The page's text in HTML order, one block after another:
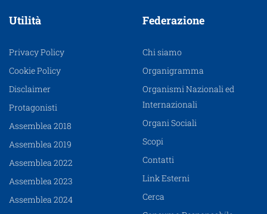
Utilità
Privacy Policy
Cookie Policy
Disclaimer
Protagonisti
Assemblea 2018
Assemblea 2019
Assemblea 2022
Assemblea 2023
Assemblea 2024
Federazione
Chi siamo
Organigramma
Organismi Nazionali ed
Internazionali
Organi Sociali
Scopi
Contatti
Link Esterni
Cerca